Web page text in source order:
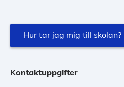
Hur tar jag mig till skolan?
Kontaktuppgifter